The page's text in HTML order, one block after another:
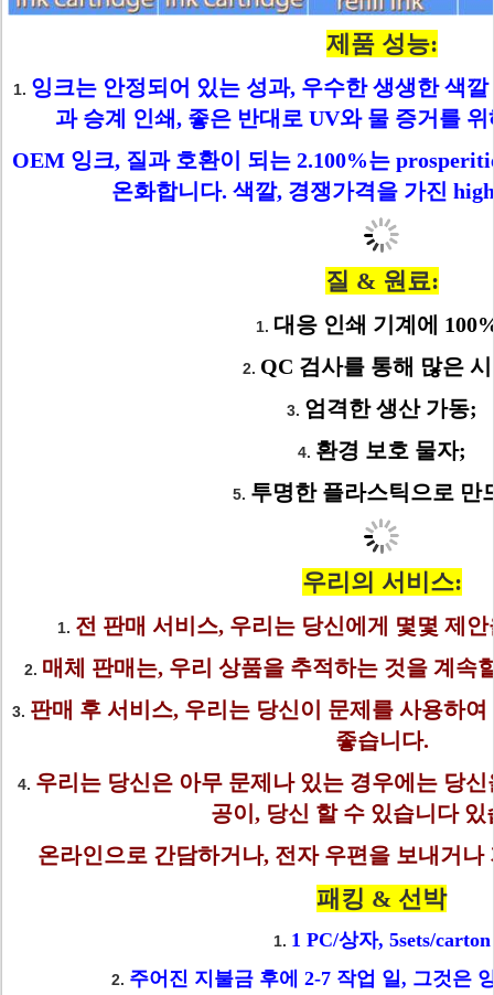
제품 성능:
1. 잉크는 안정되어 있는 성과, 우수한 생생한 색
과 승계 인쇄, 좋은 반대로 UV와 물 증거를
OEM 잉크, 질과 호환이 되는 2.100%는
온화합니다. 색깔, 경쟁가격을 가진
질 & 원료:
1. 대응 인쇄 기계에
2. QC 검사를 통해 많은
3. 엄격한 생산 가동;
4. 환경 보호 물자;
5. 투명한 플라스틱으로 만
우리의 서비스:
1. 전 판매 서비스, 우리는 당신에게 몇몇 제
2. 매체 판매는, 우리 상품을 추적하는 것을 계속
3. 판매 후 서비스, 우리는 당신이 문제를 사용하
좋습니다.
4. 우리는 당신은 아무 문제나 있는 경우에는 당
공이, 당신 할 수 있습니다 있
온라인으로 간담하거나, 전자 우편을 보내거나
패킹 & 선박
1. 1 PC/상자, 5sets/carton
2. 주어진 지불금 후에 2-7 작업 일, 그것은